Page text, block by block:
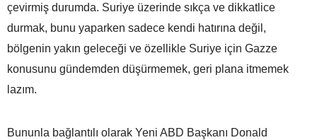
çevirmiş durumda. Suriye üzerinde sıkça ve dikkatlice
durmak, bunu yaparken sadece kendi hatırına değil,
bölgenin yakın geleceği ve özellikle Suriye için Gazze
konusunu gündemden düşürmemek, geri plana itmemek
lazım.
Bununla bağlantılı olarak Yeni ABD Başkanı Donald